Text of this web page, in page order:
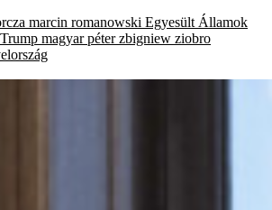
marcin romanowski Egyesült Államok
magyar péter zbigniew ziobro